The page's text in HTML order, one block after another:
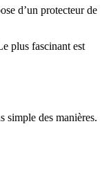
d’un protecteur de
plus fascinant est
simple des manières.